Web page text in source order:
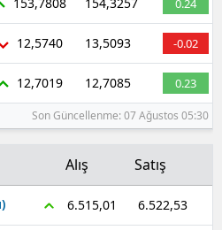
12,5740 13,5093 -0.02
12,7019 12,7085 0.23
Son Güncellenme: 07 Ağustos 05:30
Alış Satış
6.515,01 6.522,53